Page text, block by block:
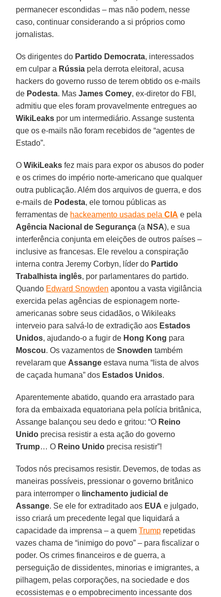
permanecer escondidas – mas não podem, nesse
caso, continuar considerando a si próprios como
jornalistas.
Os dirigentes do Partido Democrata, interessados
em culpar a Rússia pela derrota eleitoral, acusa
hackers do governo russo de terem obtido os e-mails
de Podesta. MasJames Comey, ex-diretor do FBI,
admitiu que eles foram provavelmente entregues ao
WikiLeaks por um intermediário. Assange sustenta
que os e-mails não foram recebidos de “agentes de
Estado”.
OWikiLeaks fez mais para expor os abusos do poder
e os crimes do império norte-americano que qualquer
outra publicação. Além dos arquivos de guerra, e dos
e-mails de Podesta, ele tornou públicas as
ferramentas de hackeamento usadas pelaCIA e pela
Agência Nacional de Segurança (a NSA), e sua
interferência conjunta em eleições de outros países –
inclusive as francesas. Ele revelou a conspiração
interna contra Jeremy Corbyn, líder do Partido
Trabalhista inglês, por parlamentares do partido.
Quando Edward Snowden apontou a vasta vigilância
exercida pelas agências de espionagem norte-
americanas sobre seus cidadãos, o Wikileaks
interveio para salvá-lo de extradição aos Estados
Unidos, ajudando-o a fugir de Hong Kong para
Moscou. Os vazamentos deSnowden também
revelaram que Assange estava numa “lista de alvos
de caçada humana” dos Estados Unidos.
Aparentemente abatido, quando era arrastado para
fora da embaixada equatoriana pela polícia britânica,
Assange balançou seu dedo e gritou: “O Reino
Unido precisa resistir a esta ação do governo
Trump… O Reino Unido precisa resistir”!
Todos nós precisamos resistir. Devemos, de todas as
maneiras possíveis, pressionar o governo britânico
para interromper o linchamento judicial de
Assange. Se ele for extraditado aos EUA e julgado,
isso criará um precedente legal que liquidará a
capacidade da imprensa – a quemTrump repetidas
vazes chama de “inimigo do povo” – para fiscalizar o
poder. Os crimes financeiros e de guerra, a
perseguição de dissidentes, minorias e imigrantes, a
pilhagem, pelas corporações, na sociedade e dos
ecossistemas e o empobrecimento incessante dos